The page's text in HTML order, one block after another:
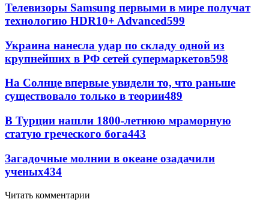
Телевизоры Samsung первыми в мире получат
технологию HDR10+ Advanced599
Украина нанесла удар по складу одной из
крупнейших в РФ сетей супермаркетов598
На Солнце впервые увидели то, что раньше
существовало только в теории489
В Турции нашли 1800-летнюю мраморную
статую греческого бога443
Загадочные молнии в океане озадачили
ученых434
Читать комментарии